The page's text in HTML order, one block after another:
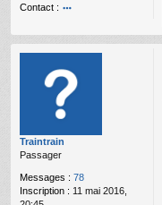
Contact :
nt
r
Bi
lly
Traintrain
Passager
Messages : 78
Inscription : 11 mai 2016,